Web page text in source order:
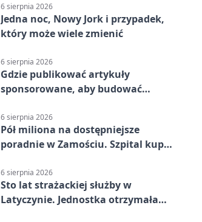
6 sierpnia 2026
Jedna noc, Nowy Jork i przypadek,
który może wiele zmienić
6 sierpnia 2026
Gdzie publikować artykuły
sponsorowane, aby budować
6 sierpnia 2026
Pół miliona na dostępniejsze
poradnie w Zamościu. Szpital kupi
6 sierpnia 2026
Sto lat strażackiej służby w
Latyczynie. Jednostka otrzymała